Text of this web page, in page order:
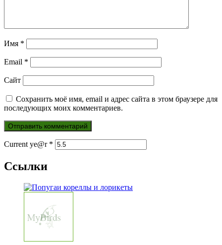
Имя *
Email *
Сайт
Сохранить моё имя, email и адрес сайта в этом браузере для
последующих моих комментариев.
Current ye@r *
Ссылки